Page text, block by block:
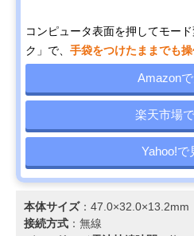
コンピュータ表面を押してモー
ク」で、 手袋をつけたままでも
Amazon
楽天市場
Yahoo!で
本体サイズ：47.0×32.0×13.2mm
接続方式 ：無線